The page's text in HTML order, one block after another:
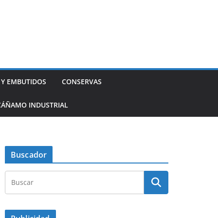
EMBUTIDOS CONSERVAS
INDUSTRIAL
Buscador